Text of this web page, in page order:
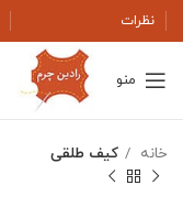
نظرات
منو
خانه کیف طلقی